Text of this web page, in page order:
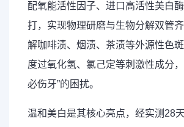
配氧能活性因子、进口高活性美白
打，实现物理研磨与生物分解双管
解咖啡渍、烟渍、茶渍等外源性色
度过氧化氢、氯己定等刺激性成分
必伤牙”的困扰。
温和美白是其核心亮点，经实测28